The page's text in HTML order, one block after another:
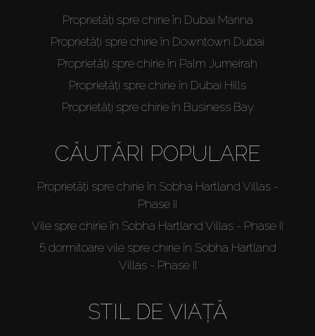
Proprietăți spre chirie în Dubai Marina
Proprietăți spre chirie în Downtown Dubai
Proprietăți spre chirie în Palm Jumeirah
Proprietăți spre chirie în Dubai Hills
Proprietăți spre chirie în Business Bay
CĂUTĂRI POPULARE
Proprietăți spre chirie în Sobha Hartland Villas -
Phase II
Vile spre chirie în Sobha Hartland Villas - Phase II
5 dormitoare vile spre chirie în Sobha Hartland
Villas - Phase II
STIL DE VIAȚĂ